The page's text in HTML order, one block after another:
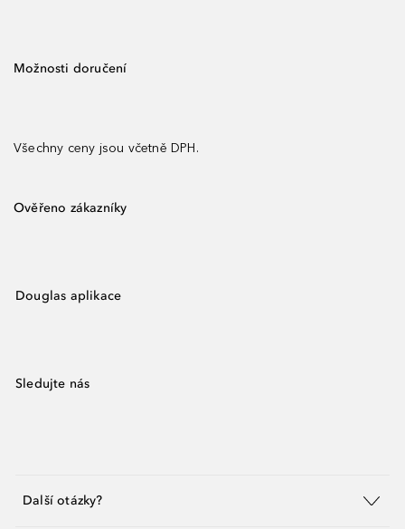
Možnosti doručení
Všechny ceny jsou včetně DPH.
Ověřeno zákazníky
Douglas aplikace
Sledujte nás
Další otázky?